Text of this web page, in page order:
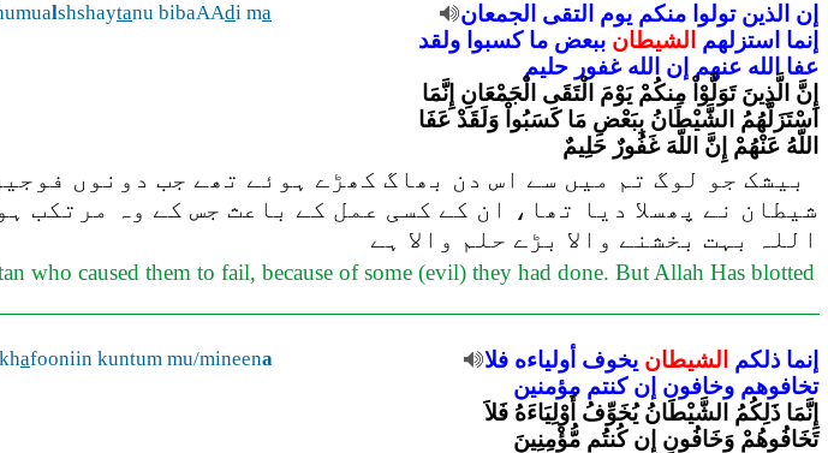
lshshaytanu bibaAAdi ma
إن الذين تولوا منكم يوم التقى الجمعان
إنما استزلهم الشيطان ببعض ما كسبوا ولقد
عفا الله عنهم إن الله غفور حليم
إِنَّ الَّذِينَ تَوَلَّوْاْ مِنكُمْ يَوْمَ الْتَقَى الْجَمْعَانِ إِنَّمَا
اسْتَزَلَّهُمُ الشَّيْطَانُ بِبَعْضِ مَا كَسَبُواْ وَلَقَدْ عَفَا
اللّهُ عَنْهُمْ إِنَّ اللّهَ غَفُورٌ حَلِيمٌ
بیشک جو لوگ تم میں سے اس دن بھاگ کھڑے ہوئے تھے جب دونوں
شیطان نے پھسلا دیا تھا، ان کے کسی عمل کے باعث جس کے وہ مرتکب
اللہ بہت بخشنے والا بڑے حلم والا ہے
who caused them to fail, because of some (evil) they had done. But Allah Has blotted
afooniin kuntum mu/mineena إنما ذلكم الشيطان يخوف أولياءه فلا
تخافوهم وخافون إن كنتم مؤمنين
إِنَّمَا ذَلِكُمُ الشَّيْطَانُ يُخَوِّفُ أَوْلِيَاءَهُ فَلاَ
تَخَافُوهُمْ وَخَافُونِ إِن كُنتُم مُّؤْمِنِينَ